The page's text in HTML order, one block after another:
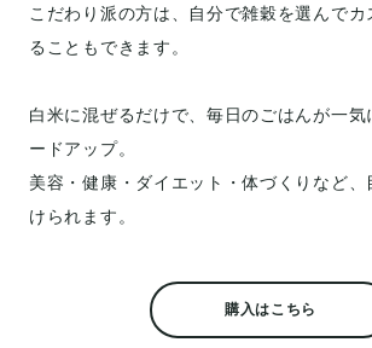
こだわり派の方は、自分で雑穀を選んでカ
ることもできます。
白米に混ぜるだけで、毎日のごはんが一気
ードアップ。
美容・健康・ダイエット・体づくりなど
けられます。
購入はこちら